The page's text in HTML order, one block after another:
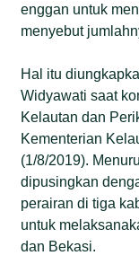
enggan untuk
menyebut
Hal itu
Widyawati saat
Kelautan dan
Kementerian
(1/8/2019).
dipusingkan
perairan di tiga
untuk
dan Bekasi.